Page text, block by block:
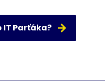
IT Parťáka?